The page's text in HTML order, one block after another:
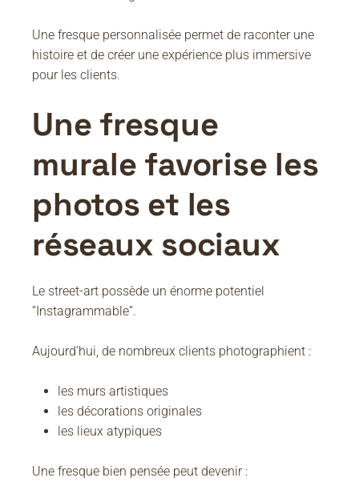
Une fresque personnalisée permet de raconter une
histoire et de créer une expérience plus immersive
pour les clients.
Une fresque
murale favorise les
photos et les
réseaux sociaux
Le street-art possède un énorme potentiel
“Instagrammable”.
Aujourd’hui, de nombreux clients photographient :
les murs artistiques
les décorations originales
les lieux atypiques
Une fresque bien pensée peut devenir :